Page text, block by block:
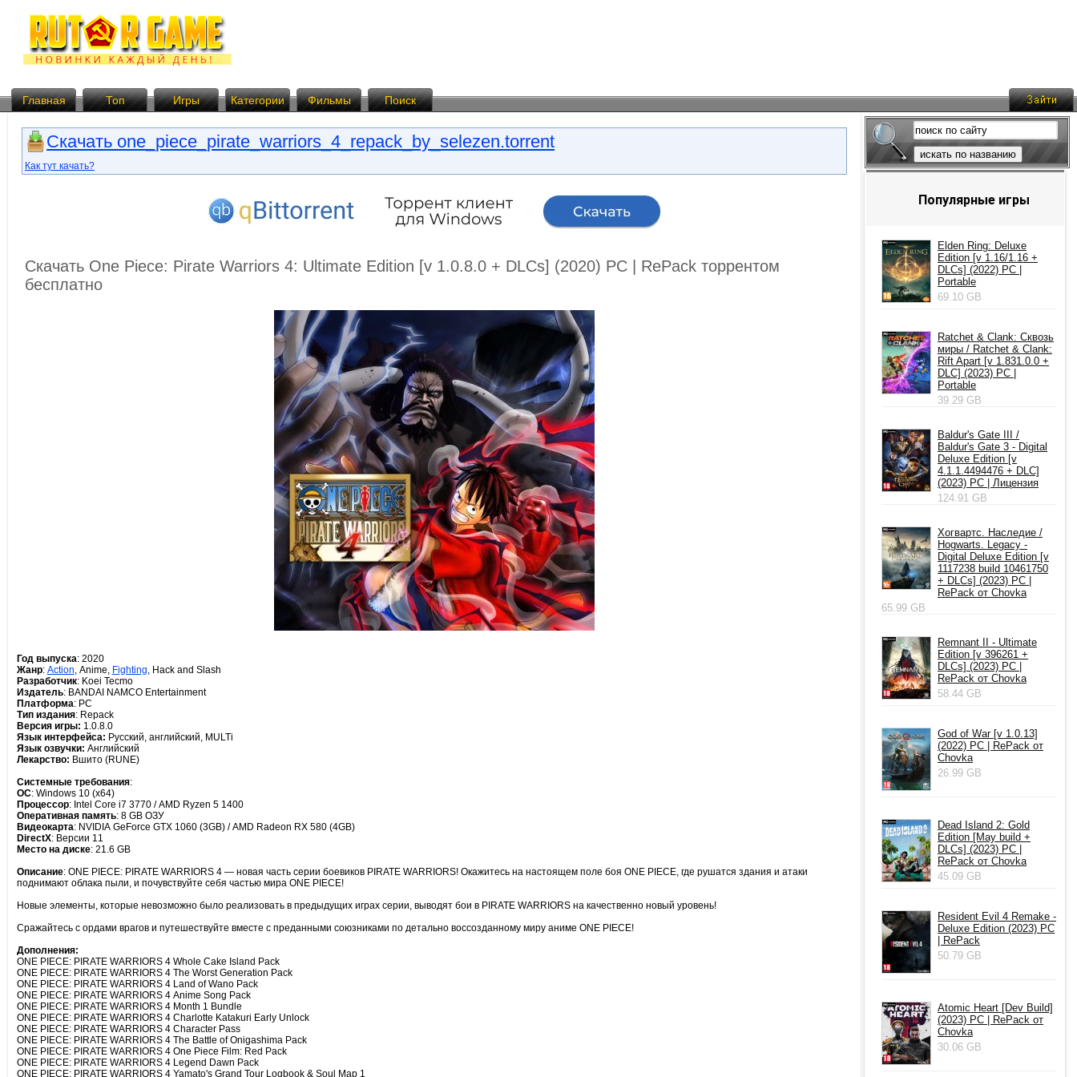
Главная Топ Игры Категории Фильмы Поиск
Скачать one_piece_pirate_warriors_4_repack_by_selezen.torrent
Как тут качать?
Скачать One Piece: Pirate Warriors 4: Ultimate Edition [v 1.0.8.0 + DLCs] (2020) PC | RePack торрентом
бесплатно
Год выпуска: 2020
Жанр: Action, Anime, Fighting, Hack and Slash
Разработчик: Koei Tecmo
Издатель: BANDAI NAMCO Entertainment
Платформа: PC
Тип издания: Repack
Версия игры: 1.0.8.0
Язык интерфейса: Русский, английский, MULTi
Язык озвучки: Английский
Лекарство: Вшито (RUNE)
Системные требования:
ОС: Windows 10 (x64)
Процессор: Intel Core i7 3770 / AMD Ryzen 5 1400
Оперативная память: 8 GB ОЗУ
Видеокарта: NVIDIA GeForce GTX 1060 (3GB) / AMD Radeon RX 580 (4GB)
DirectX: Версии 11
Место на диске: 21.6 GB
Описание: ONE PIECE: PIRATE WARRIORS 4 — новая часть серии боевиков PIRATE WARRIORS! Окажитесь на настоящем поле боя ONE PIECE, где рушатся здания и атаки
поднимают облака пыли, и почувствуйте себя частью мира ONE PIECE!
Новые элементы, которые невозможно было реализовать в предыдущих играх серии, выводят бои в PIRATE WARRIORS на качественно новый уровень!
Сражайтесь с ордами врагов и путешествуйте вместе с преданными союзниками по детально воссозданному миру аниме ONE PIECE!
Дополнения:
ONE PIECE: PIRATE WARRIORS 4 Whole Cake Island Pack
ONE PIECE: PIRATE WARRIORS 4 The Worst Generation Pack
ONE PIECE: PIRATE WARRIORS 4 Land of Wano Pack
ONE PIECE: PIRATE WARRIORS 4 Anime Song Pack
ONE PIECE: PIRATE WARRIORS 4 Month 1 Bundle
ONE PIECE: PIRATE WARRIORS 4 Charlotte Katakuri Early Unlock
ONE PIECE: PIRATE WARRIORS 4 Character Pass
ONE PIECE: PIRATE WARRIORS 4 The Battle of Onigashima Pack
ONE PIECE: PIRATE WARRIORS 4 One Piece Film: Red Pack
ONE PIECE: PIRATE WARRIORS 4 Legend Dawn Pack
ONE PIECE: PIRATE WARRIORS 4 Yamato's Grand Tour Logbook & Soul Map 1
искать по названию
Популярные игры
Elden Ring: Deluxe
Edition [v 1.16/1.16 +
DLCs] (2022) PC |
Portable
69.10 GB
Ratchet & Clank: Сквозь
миры / Ratchet & Clank:
Rift Apart [v 1.831.0.0 +
DLC] (2023) PC |
Portable
39.29 GB
Baldur's Gate III /
Baldur's Gate 3 - Digital
Deluxe Edition [v
4.1.1.4494476 + DLC]
(2023) PC | Лицензия
124.91 GB
Хогвартс. Наследие /
Hogwarts. Legacy -
Digital Deluxe Edition [v
1117238 build 10461750
+ DLCs] (2023) PC |
RePack от Chovka
65.99 GB
Remnant II - Ultimate
Edition [v 396261 +
DLCs] (2023) PC |
RePack от Chovka
58.44 GB
God of War [v 1.0.13]
(2022) PC | RePack от
Chovka
26.99 GB
Dead Island 2: Gold
Edition [May build +
DLCs] (2023) PC |
RePack от Chovka
45.09 GB
Resident Evil 4 Remake -
Deluxe Edition (2023) PC
| RePack
50.79 GB
Atomic Heart [Dev Build]
(2023) PC | RePack от
Chovka
30.06 GB